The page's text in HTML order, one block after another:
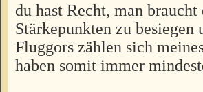
du hast Recht, man
Stärkepunkten zu besiegen
Fluggors zählen sich
haben somit immer